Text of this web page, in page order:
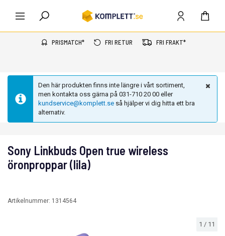
PRISMATCH* FRI RETUR FRI FRAKT*
Den här produkten finns inte längre i vårt sortiment,
men kontakta oss gärna på 031-710 20 00 eller
kundservice@komplett.se så hjälper vi dig hitta ett bra
alternativ.
1 / 11
Sony Linkbuds Open true wireless
öronproppar (lila)
Artikelnummer: 1314564